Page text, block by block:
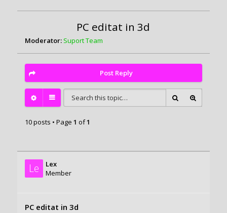
PC editat in 3d
Moderator: Suport Team
Post Reply
10 posts • Page 1 of1
Le
Lex
Member
PC editat in 3d